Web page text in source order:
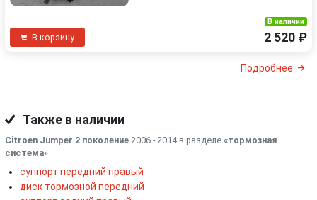
В корзину
В наличии
2 520 ₽
Подробнее
Также в наличии
Citroen Jumper 2 поколение 2006 - 2014 в разделе «тормозная
система»
суппорт передний правый
диск тормозной передний